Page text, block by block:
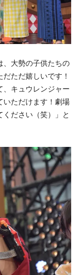
、大勢の子供たちの
ただ嬉しいです！
、キュウレンジャー
いただけます！劇場
ださい（笑）」と